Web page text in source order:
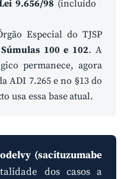
9.656/98 (incluído
Especial do TJSP
100 e 102. A
permanece, agora
ADI 7.265 e no §13 do
usa essa base atual.
(sacituzumabe
dos casos a